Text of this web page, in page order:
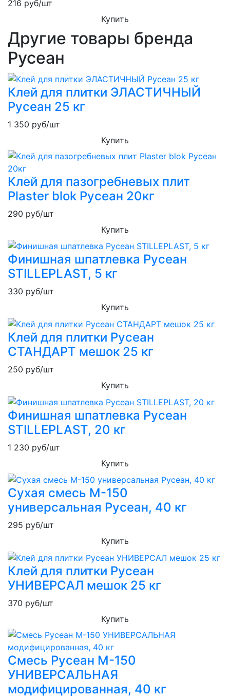
216 руб/шт
Купить
Другие товары бренда
Русеан
Клей для плитки ЭЛАСТИЧНЫЙ
Русеан 25 кг
1 350 руб/шт
Купить
Клей для пазогребневых плит
Plaster blok Русеан 20кг
290 руб/шт
Купить
Финишная шпатлевка Русеан
STILLEPLAST, 5 кг
330 руб/шт
Купить
Клей для плитки Русеан
СТАНДАРТ мешок 25 кг
250 руб/шт
Купить
Финишная шпатлевка Русеан
STILLEPLAST, 20 кг
1 230 руб/шт
Купить
Сухая смесь М-150
универсальная Русеан, 40 кг
295 руб/шт
Купить
Клей для плитки Русеан
УНИВЕРСАЛ мешок 25 кг
370 руб/шт
Купить
Смесь Русеан М-150
УНИВЕРСАЛЬНАЯ
модифицированная, 40 кг